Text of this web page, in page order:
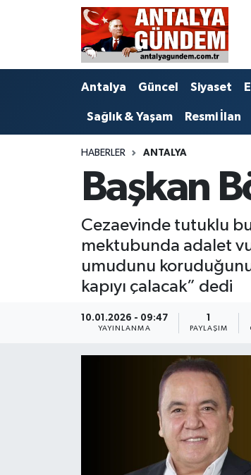
Antalya Güncel Siyaset
Sağlık & Yaşam Resmi İlan
HABERLER ANTALYA
Başkan
Cezaevinde tutuklu
mektubunda adalet
umudunu
kapıyı çalacak” dedi
10.01.2026 - 09:47
YAYINLANMA
1
PAYLAŞIM
Antalya
Bilim & Teknoloji
Ekonomi
Antalya Nöbetçi Eczaneler
Antalya Hava Durumu
Antalya Namaz Vakitleri
Süper Lig Puan Durumu ve Fikstür
Tüm Manşetler
Son Dakika Haberleri